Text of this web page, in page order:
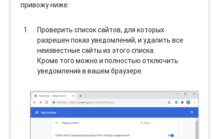
привожу ниже:
Проверить список сайтов, для которых
разрешен показ уведомлений, и удалить все
неизвестные сайты из этого списка.
Кроме того можно и полностью отключить
уведомления в вашем браузере.